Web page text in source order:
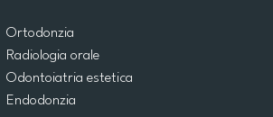
Ortodonzia
Radiologia orale
Odontoiatria estetica
Endodonzia